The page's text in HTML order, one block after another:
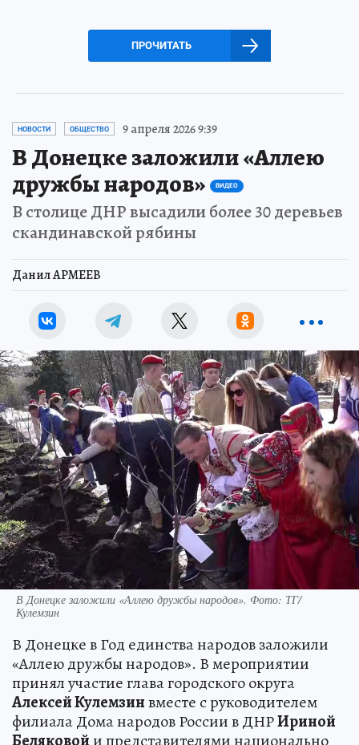
ПРОЧИТАТЬ
НОВОСТИ ОБЩЕСТВО 9 апреля 2026 9:39
В Донецке заложили «Аллею
дружбы народов»
ВИДЕО
В столице ДНР высадили более 30 деревьев
скандинавской рябины
Данил АРМЕЕВ
В Донецке заложили «Аллею дружбы народов». Фото: ТГ/
Кулемзин
В Донецке в Год единства народов заложили
«Аллею дружбы народов». В мероприятии
принял участие глава городского округа
Алексей Кулемзинвместе с руководителем
филиала Дома народов России в ДНРИриной